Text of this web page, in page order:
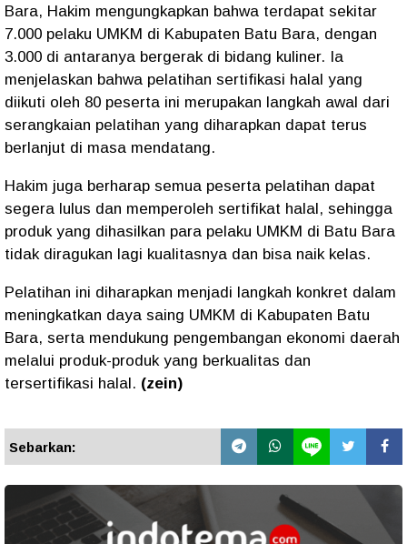
Bara, Hakim mengungkapkan bahwa terdapat sekitar
7.000 pelaku UMKM di Kabupaten Batu Bara, dengan
3.000 di antaranya bergerak di bidang kuliner. Ia
menjelaskan bahwa pelatihan sertifikasi halal yang
diikuti oleh 80 peserta ini merupakan langkah awal dari
serangkaian pelatihan yang diharapkan dapat terus
berlanjut di masa mendatang.
Hakim juga berharap semua peserta pelatihan dapat
segera lulus dan memperoleh sertifikat halal, sehingga
produk yang dihasilkan para pelaku UMKM di Batu Bara
tidak diragukan lagi kualitasnya dan bisa naik kelas.
Pelatihan ini diharapkan menjadi langkah konkret dalam
meningkatkan daya saing UMKM di Kabupaten Batu
Bara, serta mendukung pengembangan ekonomi daerah
melalui produk-produk yang berkualitas dan
tersertifikasi halal. (zein)
Sebarkan: